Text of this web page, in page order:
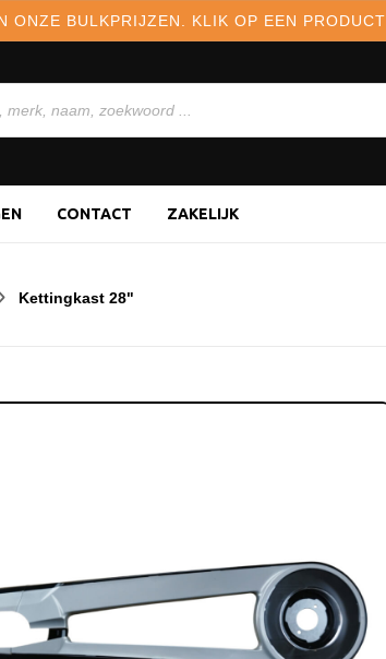
ONZE BULKPRIJZEN. KLIK OP EEN
CONTACT ZAKELIJK
Kettingkast 28"